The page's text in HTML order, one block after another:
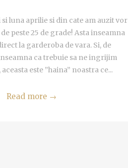
si luna aprilie si din cate am auzit vor
peste 25 de grade! Asta inseamna
la garderoba de vara. Si, de
ca trebuie sa ne ingrijim
este ”haina” noastra ce...
Read more →